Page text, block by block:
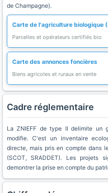
de Champagne).
Carte de l'agriculture biologique
Parcelles et opérateurs certifiés bio
Carte des annonces foncières
Biens agricoles et ruraux en vente
Cadre réglementaire
La ZNIEFF de type II delimite un
modifie. C'est un inventaire
directe, mais pris en compte dans
(SCOT, SRADDET). Les projets
demontrer la prise en compte du